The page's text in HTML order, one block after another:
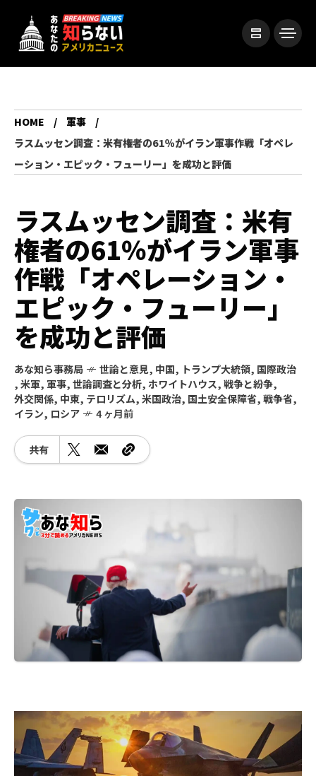
HOME
軍事
ラスムッセン調査：米有権者の61％がイラン軍事作戦「オペレ
ーション・エピック・フューリー」を成功と評価
ラスムッセン調査：米有
権者の61％がイラン軍事
作戦「オペレーション・
エピック・フューリー」
を成功と評価
あな知ら事務局 世論と意見, 中国, トランプ大統領, 国際政治
, 米軍, 軍事, 世論調査と分析, ホワイトハウス, 戦争と紛争,
外交関係, 中東, テロリズム, 米国政治, 国土安全保障省, 戦争省,
イラン, ロシア 4 ヶ月前
共有